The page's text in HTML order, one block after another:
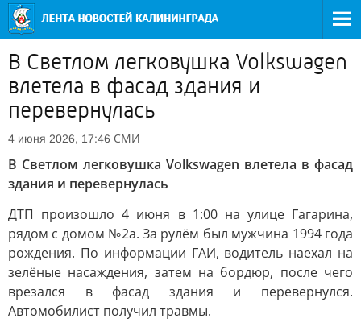
В Светлом легковушка Volkswagen
влетела в фасад здания и
перевернулась
4 июня 2026, 17:46 СМИ
В Светлом легковушка Volkswagen влетела в фасад
здания и перевернулась
ДТП произошло 4 июня в 1:00 на улице Гагарина,
рядом с домом №2а. За рулём был мужчина 1994 года
рождения. По информации ГАИ, водитель наехал на
зелёные насаждения, затем на бордюр, после чего
врезался в фасад здания и перевернулся.
Автомобилист получил травмы.